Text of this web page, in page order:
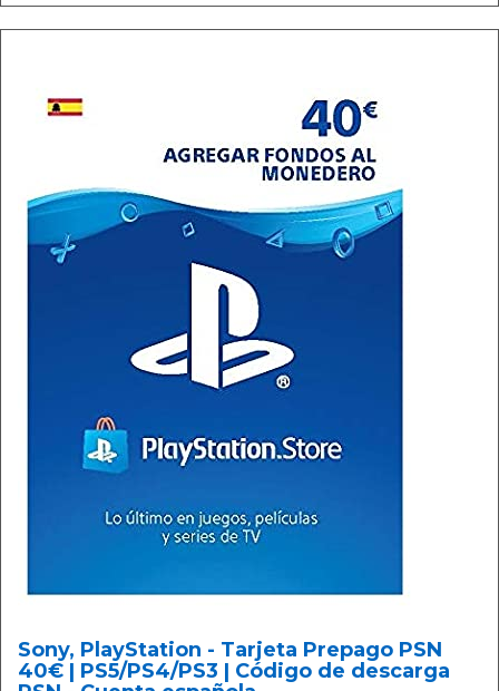
Sony, PlayStation - Tarjeta Prepago PSN
40€ | PS5/PS4/PS3 | Código de descarga